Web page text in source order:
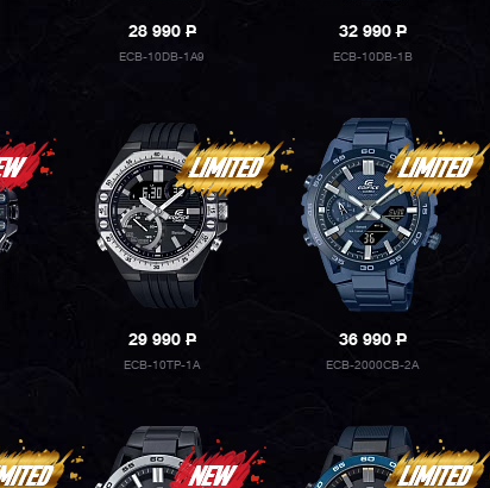
28 990 P
ECB-10DB-1A9
32 990P
ECB-10DB-1B
29 990 P
ECB-10TP-1A
36 990P
ECB-2000CB-2A